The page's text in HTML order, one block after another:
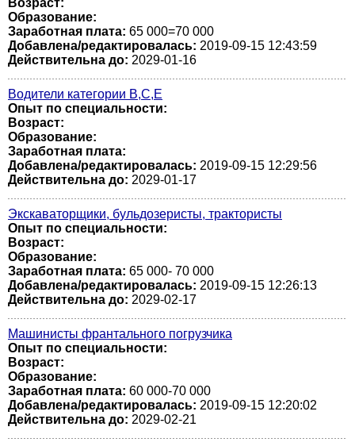
Возраст:
Образование:
Заработная плата: 65 000=70 000
Добавлена/редактировалась: 2019-09-15 12:43:59
Действительна до: 2029-01-16
Водители категории В,С,Е
Опыт по специальности:
Возраст:
Образование:
Заработная плата:
Добавлена/редактировалась: 2019-09-15 12:29:56
Действительна до: 2029-01-17
Экскаваторщики, бульдозеристы, трактористы
Опыт по специальности:
Возраст:
Образование:
Заработная плата: 65 000- 70 000
Добавлена/редактировалась: 2019-09-15 12:26:13
Действительна до: 2029-02-17
Машинисты франтального погрузчика
Опыт по специальности:
Возраст:
Образование:
Заработная плата: 60 000-70 000
Добавлена/редактировалась: 2019-09-15 12:20:02
Действительна до: 2029-02-21